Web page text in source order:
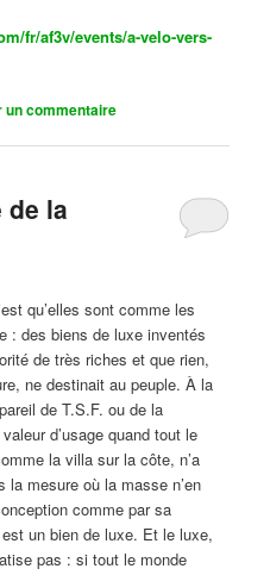
fr/af3v/events/a-velo-vers-
un commentaire
de la
qu’elles sont comme les
: des biens de luxe inventés
de très riches et que rien,
ne destinait au peuple. À la
de T.S.F. ou de la
d’usage quand tout le
la villa sur la côte, n’a
la mesure où la masse n’en
comme par sa
un bien de luxe. Et le luxe,
pas : si tout le monde